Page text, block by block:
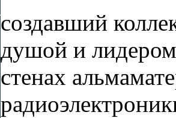
создавший
душой и
стенах